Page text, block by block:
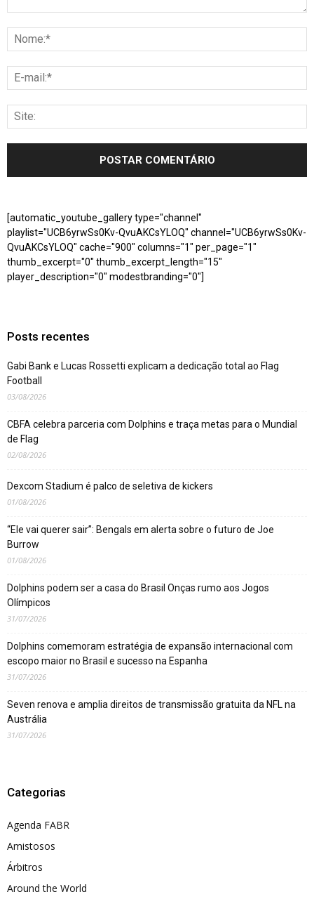
[automatic_youtube_gallery type="channel"
playlist="UCB6yrwSs0Kv-QvuAKCsYLOQ" channel="UCB6yrwSs0Kv-
QvuAKCsYLOQ" cache="900" columns="1" per_page="1"
thumb_excerpt="0" thumb_excerpt_length="15"
player_description="0" modestbranding="0"]
Posts recentes
Gabi Bank e Lucas Rossetti explicam a dedicação total ao Flag
Football
03/08/2026
CBFA celebra parceria com Dolphins e traça metas para o Mundial
de Flag
02/08/2026
Dexcom Stadium é palco de seletiva de kickers
01/08/2026
“Ele vai querer sair”: Bengals em alerta sobre o futuro de Joe
Burrow
01/08/2026
Dolphins podem ser a casa do Brasil Onças rumo aos Jogos
Olímpicos
31/07/2026
Dolphins comemoram estratégia de expansão internacional com
escopo maior no Brasil e sucesso na Espanha
31/07/2026
Seven renova e amplia direitos de transmissão gratuita da NFL na
Austrália
31/07/2026
Categorias
Agenda FABR
Amistosos
Árbitros
Around the World